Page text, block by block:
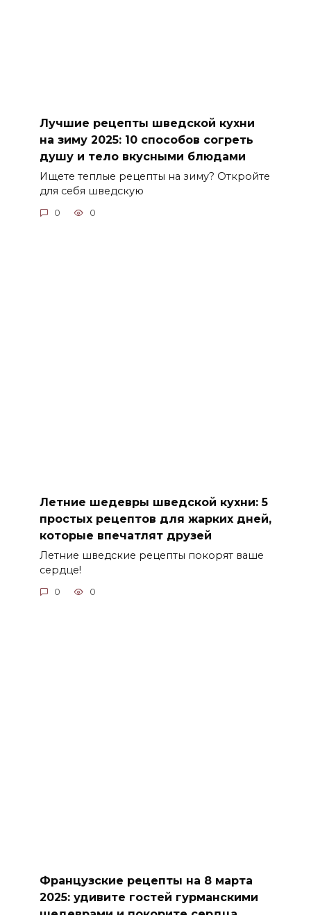
Лучшие рецепты шведской кухни
на зиму 2025: 10 способов согреть
душу и тело вкусными блюдами
Ищете теплые рецепты на зиму? Откройте
для себя шведскую
0 0
Летние шедевры шведской кухни: 5
простых рецептов для жарких дней,
которые впечатлят друзей
Летние шведские рецепты покорят ваше
сердце!
0 0
Французские рецепты на 8 марта
2025: удивите гостей гурманскими